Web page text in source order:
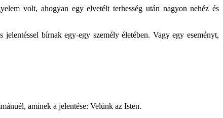
volt, ahogyan egy elvetélt terhesség után nagyon nehéz és
bírnak egy-egy személy életében. Vagy egy eseményt,
aminek a jelentése: Velünk az Isten.